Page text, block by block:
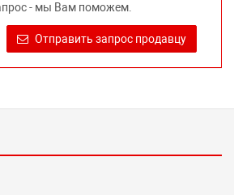
о товаре, предлагаемом к
возможность их правильного
продавца (изготовителя) Законом
- мы Вам поможем.
Отправить запрос продавцу